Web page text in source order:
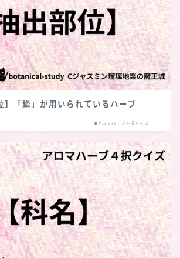
】「鱗」が用いられているハーブ
■アロマハーブ４択クイズ